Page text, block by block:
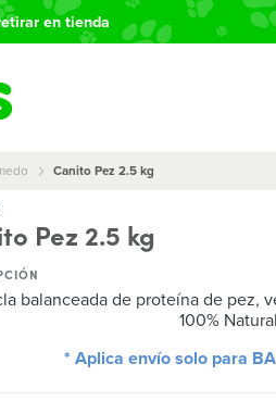
en tienda
Canito Pez 2.5 kg
Pez 2.5 kg
balanceada de proteína de pez,
100%
* Aplica envío solo para